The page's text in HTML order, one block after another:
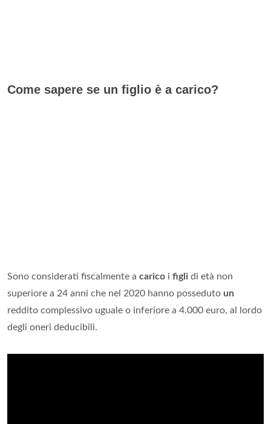
Come sapere se un figlio è a carico?
Sono considerati fiscalmente a carico i figli di età non
superiore a 24 anni che nel 2020 hanno posseduto un
reddito complessivo uguale o inferiore a 4.000 euro, al lordo
degli oneri deducibili.